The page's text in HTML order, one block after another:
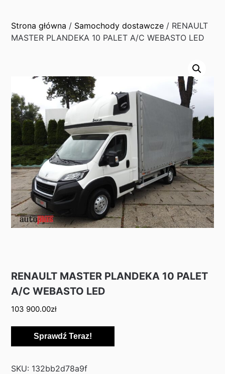
Strona główna / Samochody dostawcze / RENAULT
MASTER PLANDEKA 10 PALET A/C WEBASTO LED
RENAULT MASTER PLANDEKA 10 PALET
A/C WEBASTO LED
103 900.00zł
Sprawdź Teraz!
SKU: 132bb2d78a9f